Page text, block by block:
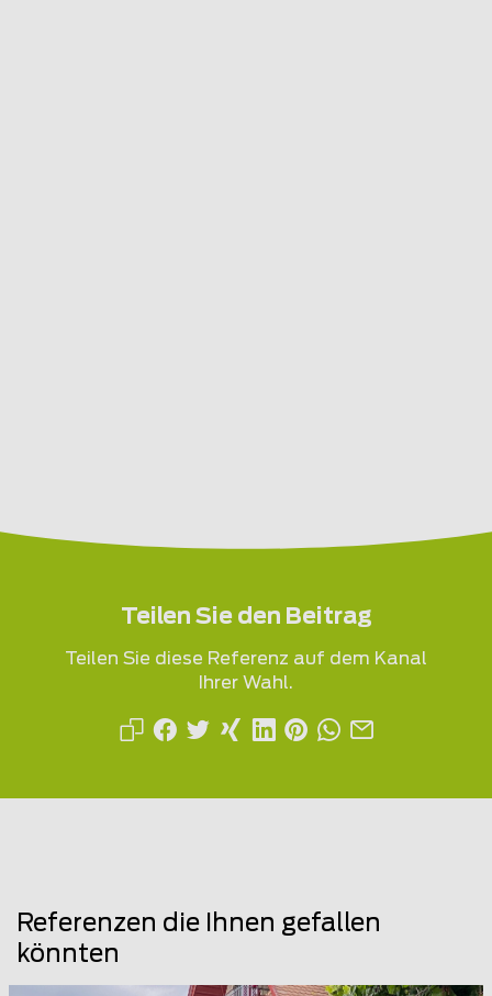
Teilen Sie den Beitrag
Teilen Sie diese Referenz auf dem Kanal
Ihrer Wahl.
Referenzen die Ihnen gefallen
könnten